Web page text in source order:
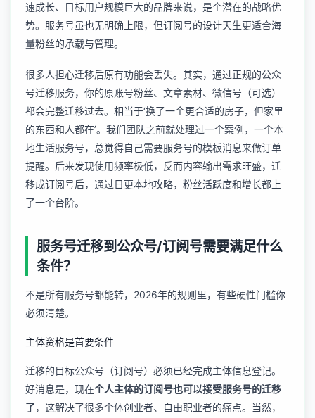
速成长、目标用户规模巨大的品牌来说，是个潜在的战略优
势。服务号虽也无明确上限，但订阅号的设计天生更适合海
量粉丝的承载与管理。
很多人担心迁移后原有功能会丢失。其实，通过正规的公众
号迁移服务，你的原账号粉丝、文章素材、微信号（可选）
都会完整迁移过去。相当于‘换了一个更合适的房子，但家里
的东西和人都在’。我们团队之前就处理过一个案例，一个本
地生活服务号，总觉得自己需要服务号的模板消息来做订单
提醒。后来发现使用频率极低，反而内容输出需求旺盛，迁
移成订阅号后，通过日更本地攻略，粉丝活跃度和增长都上
了一个台阶。
服务号迁移到公众号/订阅号需要满足什么
条件？
不是所有服务号都能转，2026年的规则里，有些硬性门槛你
必须清楚。
主体资格是首要条件
迁移的目标公众号（订阅号）必须已经完成主体信息登记。
好消息是，现在个人主体的订阅号也可以接受服务号的迁移
了，这解决了很多个体创业者、自由职业者的痛点。当然，